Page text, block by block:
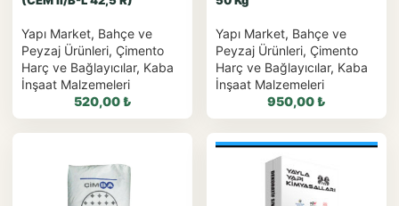
Yapı Market, Bahçe ve
Peyzaj Ürünleri, Çimento
Harç ve Bağlayıcılar, Kaba
İnşaat Malzemeleri
520,00₺
Yapı Market, Bahçe ve
Peyzaj Ürünleri, Çimento
Harç ve Bağlayıcılar, Kaba
İnşaat Malzemeleri
950,00₺